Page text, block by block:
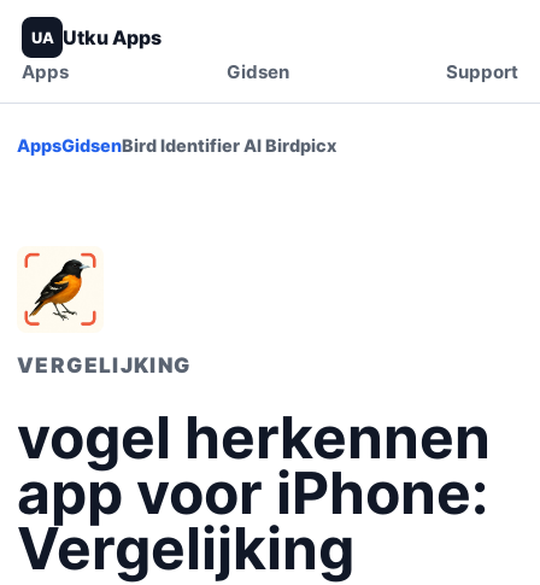
UA Utku Apps
Apps Gidsen Support
AppsGidsenBird Identifier AI Birdpicx
VERGELIJKING
vogel herkennen
app voor iPhone:
Vergelijking